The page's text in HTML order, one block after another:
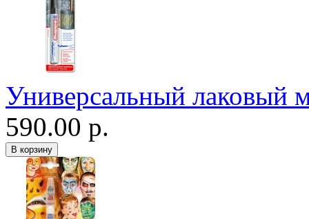
Универсальный лаковый
590.00 р.